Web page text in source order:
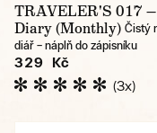
TRAVELER'S 017
Diary (Monthly) Čistý
diář – náplň do zápisníku
329 Kč
(3x)